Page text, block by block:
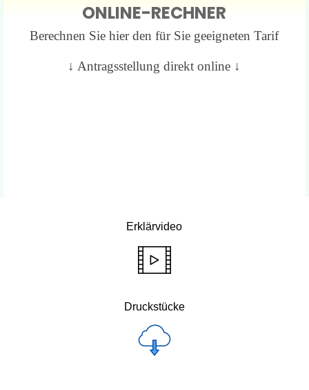
ONLINE-RECHNER
Berechnen Sie hier den für Sie geeigneten Tarif
↓ Antragsstellung direkt online ↓
Erklärvideo
Druckstücke